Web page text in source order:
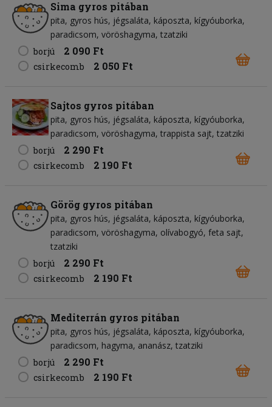
Sima gyros pitában
pita gyros hús jégsaláta káposzta kígyóuborka
paradicsom vöröshagyma tzatziki
borjú
2 090 Ft
csirkecomb 2 050 Ft
Sajtos gyros pitában
pita gyros hús jégsaláta káposzta kígyóuborka
paradicsom vöröshagyma trappista sajt tzatziki
borjú
2 290 Ft
csirkecomb 2 190 Ft
Görög gyros pitában
pita gyros hús jégsaláta káposzta kígyóuborka
paradicsom vöröshagyma olívabogyó feta sajt
tzatziki
borjú
2 290 Ft
csirkecomb 2 190 Ft
Mediterrán gyros pitában
pita gyros hús jégsaláta káposzta kígyóuborka
paradicsom hagyma ananász tzatziki
borjú
2 290 Ft
csirkecomb 2 190 Ft